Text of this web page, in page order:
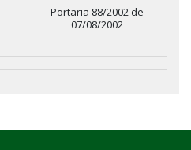
Portaria 88/2002 de
07/08/2002